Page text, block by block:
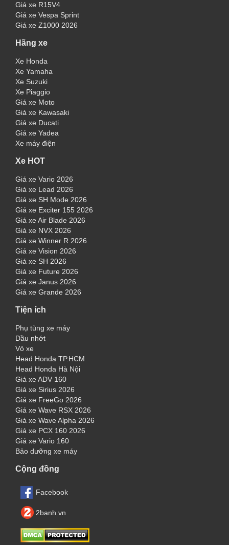
Giá xe R15V4
Giá xe Vespa Sprint
Giá xe Z1000 2026
Hãng xe
Xe Honda
Xe Yamaha
Xe Suzuki
Xe Piaggio
Giá xe Moto
Giá xe Kawasaki
Giá xe Ducati
Giá xe Yadea
Xe máy điện
Xe HOT
Giá xe Vario 2026
Giá xe Lead 2026
Giá xe SH Mode 2026
Giá xe Exciter 155 2026
Giá xe Air Blade 2026
Giá xe NVX 2026
Giá xe Winner R 2026
Giá xe Vision 2026
Giá xe SH 2026
Giá xe Future 2026
Giá xe Janus 2026
Giá xe Grande 2026
Tiện ích
Phụ tùng xe máy
Dầu nhớt
Vỏ xe
Head Honda TP.HCM
Head Honda Hà Nội
Giá xe ADV 160
Giá xe Sirius 2026
Giá xe FreeGo 2026
Giá xe Wave RSX 2026
Giá xe Wave Alpha 2026
Giá xe PCX 160 2026
Giá xe Vario 160
Bảo dưỡng xe máy
Cộng đồng
Facebook
2banh.vn